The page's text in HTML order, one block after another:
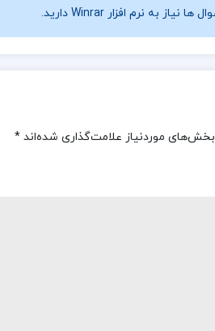
بخش‌های موردنیاز علامت‌گذاری شده‌اند*